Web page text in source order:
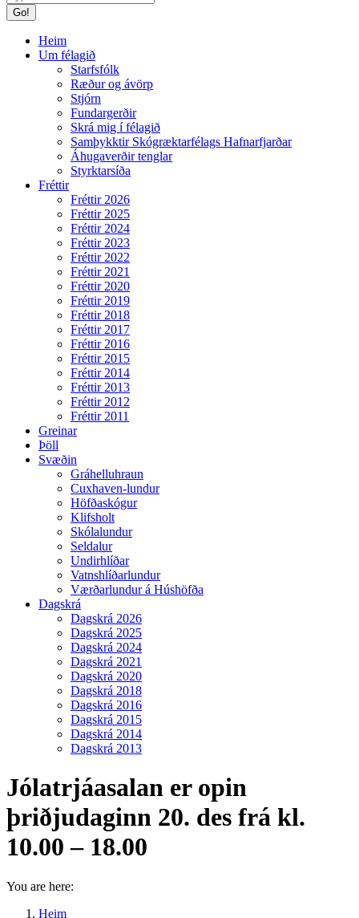
Heim
Um félagið
Starfsfólk
Ræður og ávörp
Stjórn
Fundargerðir
Skrá mig í félagið
Samþykktir Skógræktarfélags Hafnarfjarðar
Áhugaverðir tenglar
Styrktarsíða
Fréttir
Fréttir 2026
Fréttir 2025
Fréttir 2024
Fréttir 2023
Fréttir 2022
Fréttir 2021
Fréttir 2020
Fréttir 2019
Fréttir 2018
Fréttir 2017
Fréttir 2016
Fréttir 2015
Fréttir 2014
Fréttir 2013
Fréttir 2012
Fréttir 2011
Greinar
Þöll
Svæðin
Gráhelluhraun
Cuxhaven-lundur
Höfðaskógur
Klifsholt
Skólalundur
Seldalur
Undirhlíðar
Vatnshlíðarlundur
Værðarlundur á Húshöfða
Dagskrá
Dagskrá 2026
Dagskrá 2025
Dagskrá 2024
Dagskrá 2021
Dagskrá 2020
Dagskrá 2018
Dagskrá 2016
Dagskrá 2015
Dagskrá 2014
Dagskrá 2013
Jólatrjáasalan er opin
þriðjudaginn 20. des frá kl.
10.00 – 18.00
You are here:
Heim